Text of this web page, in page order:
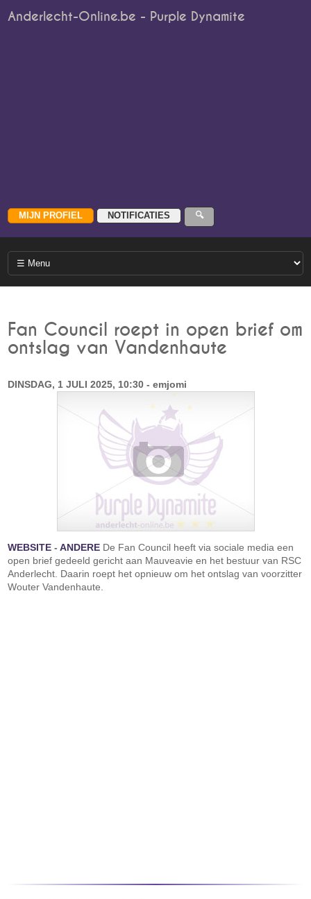
Anderlecht-Online.be - Purple Dynamite
Fan Council roept in open brief om
ontslag van Vandenhaute
DINSDAG, 1 JULI 2025, 10:30 - emjomi
WEBSITE -ANDERE De Fan Council heeft via sociale media een
open brief gedeeld gericht aan Mauveavie en het bestuur van RSC
Anderlecht. Daarin roept het opnieuw om het ontslag van voorzitter
Wouter Vandenhaute.